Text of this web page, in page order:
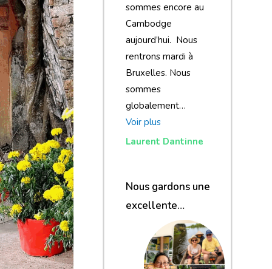
sommes encore au
Cambodge
aujourd’hui. Nous
rentrons mardi à
Bruxelles. Nous
sommes
globalement…
Voir plus
Laurent Dantinne
Nous gardons une
excellente
impression de
notre voyage et de
votre agence